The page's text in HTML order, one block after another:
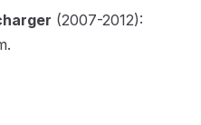
(2007-2012):